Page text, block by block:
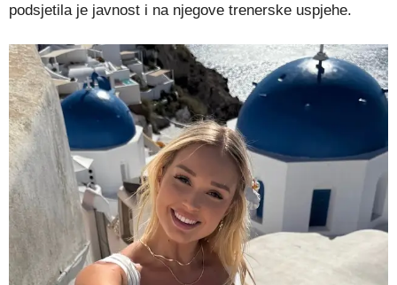
podsjetila je javnost i na njegove trenerske uspjehe.